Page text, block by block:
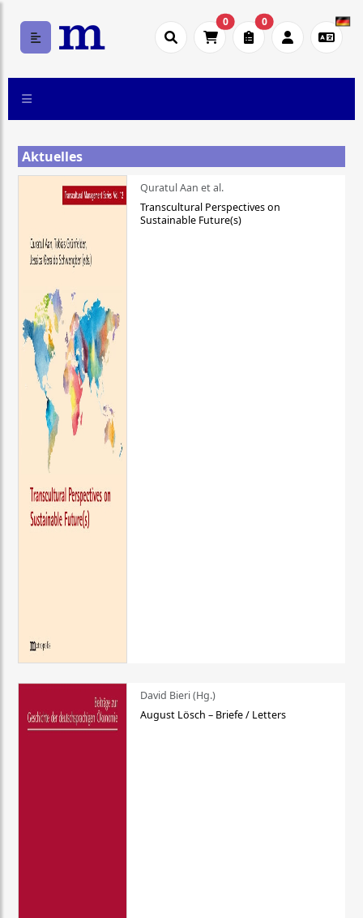
0 0
Aktuelles
Quratul Aan et al.
Transcultural Perspectives on
Sustainable Future(s)
David Bieri (Hg.)
August Lösch – Briefe / Letters